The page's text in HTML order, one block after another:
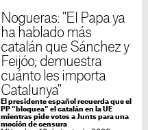
Nogueras: "El Papa ya
ha hablado más
catalán que Sánchez y
Feijóo; demuestra
cuánto les importa
Catalunya"
El presidente español recuerda que el
PP "bloquea" el catalán en la UE
mientras pide votos a Junts para una
moción de censura